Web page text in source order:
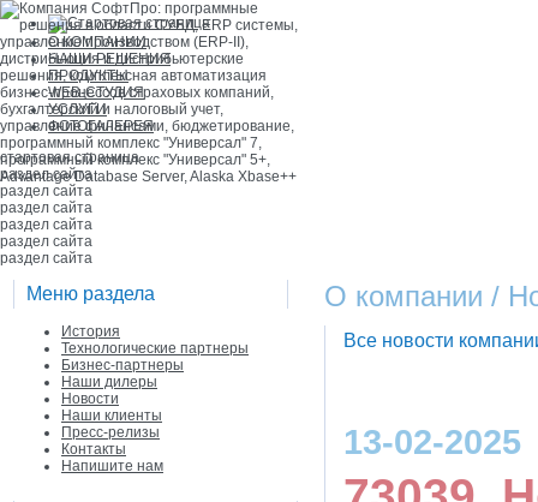
О КОМПАНИИ
НАШИ РЕШЕНИЯ
ПРОДУКТЫ
WEB-СТУДИЯ
УСЛУГИ
ФОТОГАЛЕРЕЯ
стартовая страница
раздел сайта
раздел сайта
раздел сайта
раздел сайта
раздел сайта
раздел сайта
Меню раздела
История
Технологические партнеры
Бизнес-партнеры
Наши дилеры
Новости
Наши клиенты
Пресс-релизы
Контакты
Напишите нам
О компании /
Все новости
13-02-2025